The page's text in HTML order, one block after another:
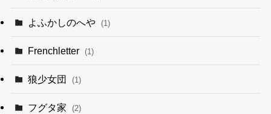
よふかしのへや (1)
Frenchletter (1)
狼少女団 (1)
フグタ家 (2)